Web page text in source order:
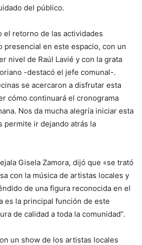
del público.
el retorno de las actividades
presencial en este espacio, con un
nivel de Raúl Lavié y con la grata
-destacó el jefe comunal-.
se acercaron a disfrutar esta
cómo continuará el cronograma
Nos da mucha alegría iniciar esta
permite ir dejando atrás la
Gisela Zamora, dijó que «se trató
con la música de artistas locales y
de una figura reconocida en el
es la principal función de este
de calidad a toda la comunidad”.
un show de los artistas locales